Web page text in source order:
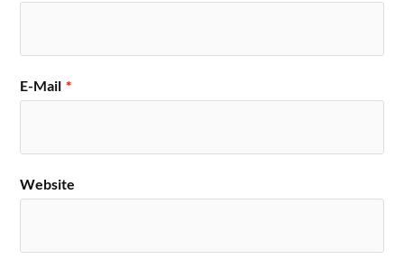
E-Mail *
Website